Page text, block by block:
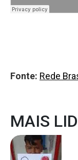
Fonte: Rede
MAIS